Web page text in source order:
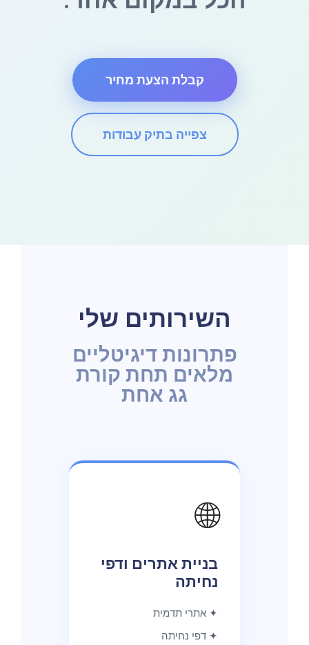
קבלת הצעת מחיר
צפייה בתיק עבודות
השירותים שלי
פתרונות דיגיטליים
מלאים תחת קורת
גג אחת
🌐
בניית אתרים ודפי
נחיתה
✦ אתרי תדמית
✦ דפי נחיתה